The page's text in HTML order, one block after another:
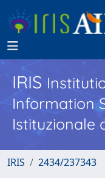
IRIS
Information
Istituzionale
IRIS 2434/237343